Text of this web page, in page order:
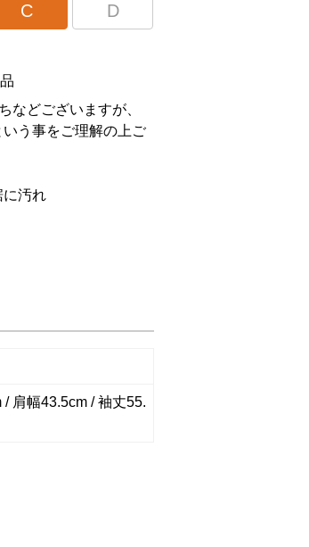
C D
などございますが、
う事をご理解の上ご
に汚れ
肩幅43.5cm / 袖丈55.